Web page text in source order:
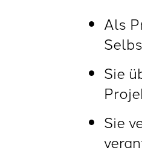
Als
Sie
Sie